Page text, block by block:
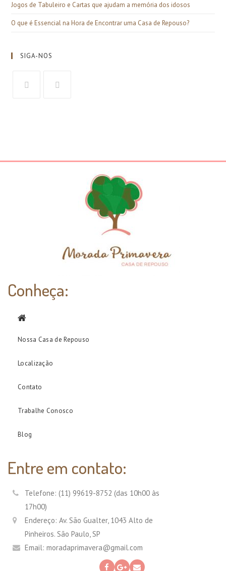
Jogos de Tabuleiro e Cartas que ajudam a memória dos idosos
O que é Essencial na Hora de Encontrar uma Casa de Repouso?
SIGA-NOS
Conheça:
Nossa Casa de Repouso
Localização
Contato
Trabalhe Conosco
Blog
Entre em contato:
Telefone: (11) 99619-8752 (das 10h00 às
17h00)
Endereço: Av. São Gualter, 1043 Alto de
Pinheiros. São Paulo, SP
Email: moradaprimavera@gmail.com